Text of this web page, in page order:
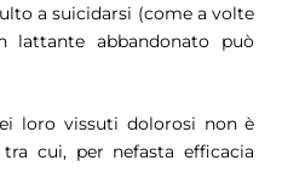
a suicidarsi (come a volte
abbandonato può
loro vissuti dolorosi non è
cui, per nefasta efficacia